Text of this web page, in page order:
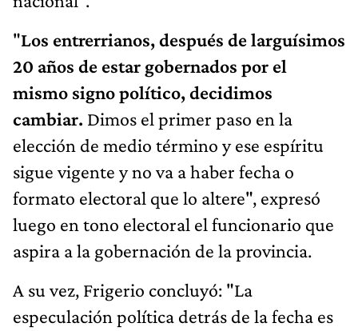
"Los entrerrianos, después de larguísimos
20 años de estar gobernados por el
mismo signo político, decidimos
cambiar. Dimos el primer paso en la
elección de medio término y ese espíritu
sigue vigente y no va a haber fecha o
formato electoral que lo altere", expresó
luego en tono electoral el funcionario que
aspira a la gobernación de la provincia.
A su vez, Frigerio concluyó: "La
especulación política detrás de la fecha es